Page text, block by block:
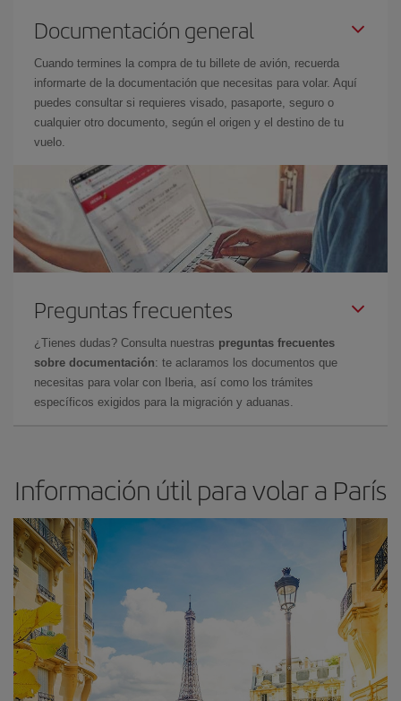
Documentación general
Cuando termines la compra de tu billete de avión, recuerda
informarte de la documentación que necesitas para volar. Aquí
puedes consultar si requieres visado, pasaporte, seguro o
cualquier otro documento, según el origen y el destino de tu
vuelo.
Preguntas frecuentes
¿Tienes dudas? Consulta nuestras preguntas frecuentes
sobre documentación: te aclaramos los documentos que
necesitas para volar con Iberia, así como los trámites
específicos exigidos para la migración y aduanas.
Información útil para volar a París